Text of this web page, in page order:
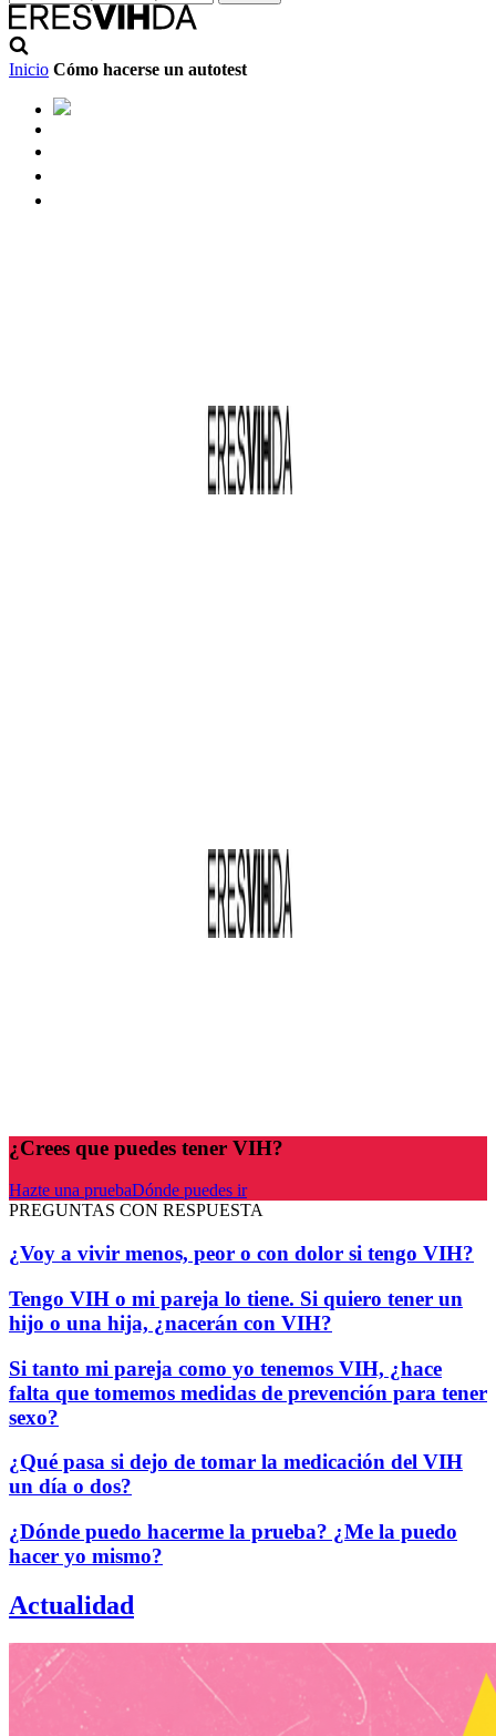
Inicio Cómo hacerse un autotest
¿Crees que puedes tener VIH?
Hazte una pruebaDónde puedes ir
PREGUNTAS CON RESPUESTA
¿Voy a vivir menos, peor o con dolor si tengo VIH?
Tengo VIH o mi pareja lo tiene. Si quiero tener un
hijo o una hija, ¿nacerán con VIH?
Si tanto mi pareja como yo tenemos VIH, ¿hace
falta que tomemos medidas de prevención para tener
sexo?
¿Qué pasa si dejo de tomar la medicación del VIH
un día o dos?
¿Dónde puedo hacerme la prueba? ¿Me la puedo
hacer yo mismo?
Actualidad